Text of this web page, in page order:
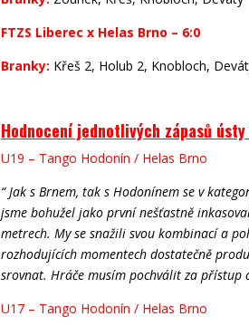
FTZS Liberec x Helas Brno – 6:0
Branky: Křeš 2, Holub 2, Knobloch,
Hodnocení jednotlivých zápasů
U19 – Tango Hodonín / Helas Brno
“ Jak s Brnem, tak s Hodonínem se v
jsme bohužel jako první nešťastně
metrech. My se snažili svou kombinací a
rozhodujících momentech dostatečně
srovnat. Hráče musím pochválit za přístup
U17 – Tango Hodonín / Helas Brno